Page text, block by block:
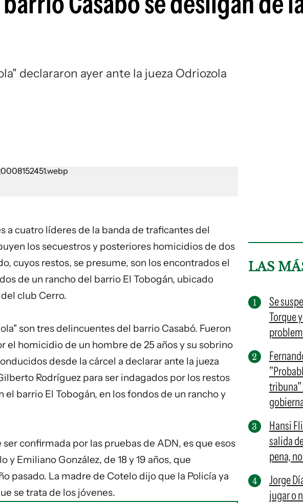
declararon ayer ante la jueza Odriozola
a cuatro líderes de la banda de traficantes del
los secuestros y posteriores homicidios de dos
cuyos restos, se presume, son los encontrados el
de un rancho del barrio El Tobogán, ubicado
club Cerro.
son tres delincuentes del barrio Casabó. Fueron
el homicidio de un hombre de 25 años y su sobrino
desde la cárcel a declarar ante la jueza
Rodríguez para ser indagados por los restos
barrio El Tobogán, en los fondos de un rancho y
confirmada por las pruebas de ADN, es que esos
y Emiliano González, de 18 y 19 años, que
pasado. La madre de Cotelo dijo que la Policía ya
se trata de los jóvenes.
LAS
Se
Torque
tribuna"
Hansi
salida
pena,
Jorge
jugar o